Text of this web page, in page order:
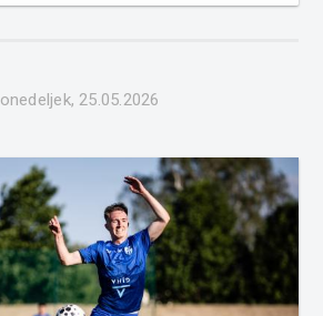
25.05.2026